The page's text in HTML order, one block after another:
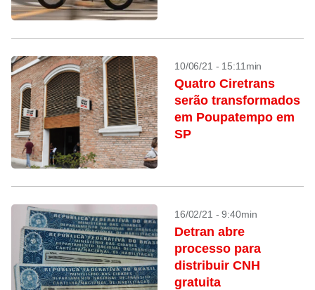
10/06/21 - 15:11min
Quatro Ciretrans
serão transformados
em Poupatempo em
SP
16/02/21 - 9:40min
Detran abre
processo para
distribuir CNH
gratuita